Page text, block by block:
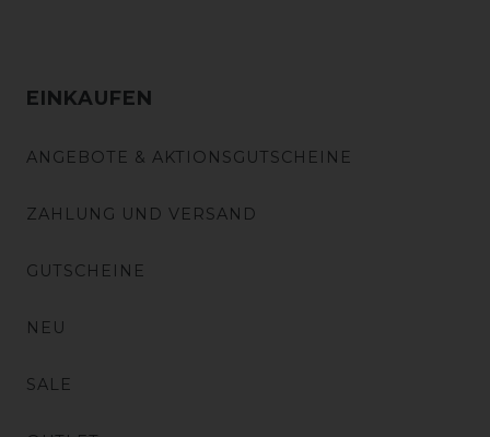
EINKAUFEN
ANGEBOTE & AKTIONSGUTSCHEINE
ZAHLUNG UND VERSAND
GUTSCHEINE
NEU
SALE